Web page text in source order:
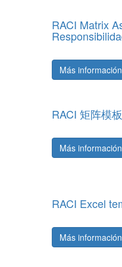
RACI Matrix
Más información
RACI 矩阵模
Más información
RACI Excel
Más información